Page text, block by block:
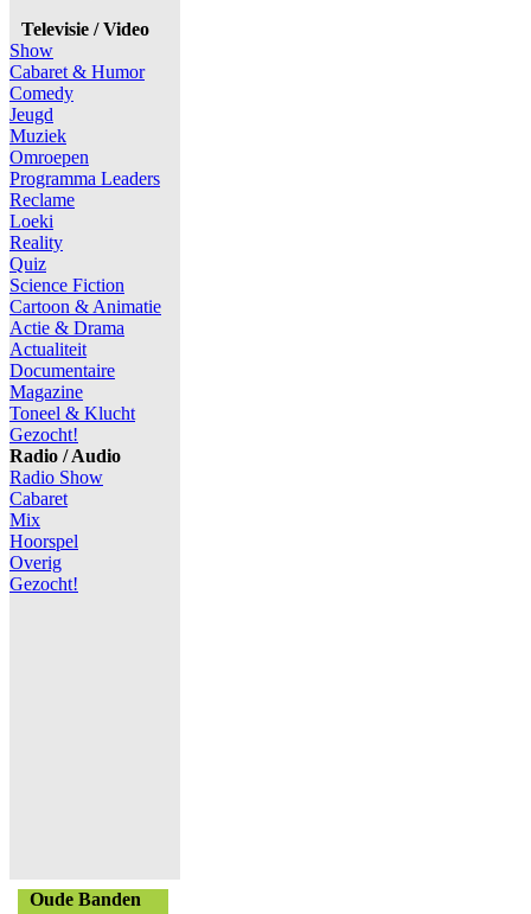
Televisie / Video
Show
Cabaret & Humor
Comedy
Jeugd
Muziek
Omroepen
Programma Leaders
Reclame
Loeki
Reality
Quiz
Science Fiction
Cartoon & Animatie
Actie & Drama
Actualiteit
Documentaire
Magazine
Toneel & Klucht
Gezocht!
Radio / Audio
Radio Show
Cabaret
Mix
Hoorspel
Overig
Gezocht!
Oude Banden